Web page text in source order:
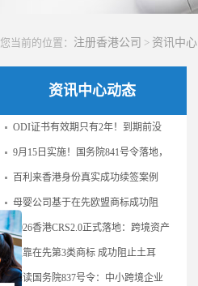
您当前的位置： 注册香港公司 > 资讯中心
资讯中心动态
ODI证书有效期只有2年！到期前没
9月15日实施！国务院841号令落地，
百利来香港身份真实成功续签案例
母婴公司基于在先欧盟商标成功阻
2026香港CRS2.0正式落地：跨境资产
仅靠在先第3类商标 成功阻止土耳
解读国务院837号令：中小跨境企业